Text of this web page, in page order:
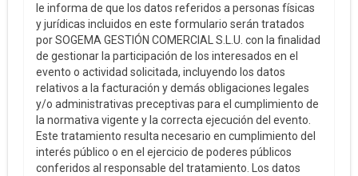
le informa de que los datos referidos a personas físicas
y jurídicas incluidos en este formulario serán tratados
por SOGEMA GESTIÓN COMERCIAL S.L.U. con la finalidad
de gestionar la participación de los interesados en el
evento o actividad solicitada, incluyendo los datos
relativos a la facturación y demás obligaciones legales
y/o administrativas preceptivas para el cumplimiento de
la normativa vigente y la correcta ejecución del evento.
Este tratamiento resulta necesario en cumplimiento del
interés público o en el ejercicio de poderes públicos
conferidos al responsable del tratamiento. Los datos